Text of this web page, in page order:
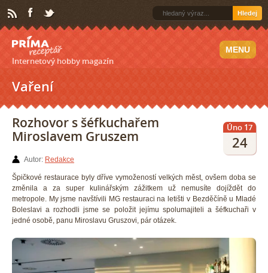
Hledej
Internetový hobby magazín
MENU
Vaření
Rozhovor s šéfkuchařem
Miroslavem Gruszem
Úno 17
24
Autor: Redakce
Špičkové restaurace byly dříve vymožeností velkých měst, ovšem doba se
změnila a za super kulinářským zážitkem už nemusíte dojíždět do
metropole. My jsme navštívili MG restauraci na letišti v Bezděčíně u Mladé
Boleslavi a rozhodli jsme se položit jejímu spolumajiteli a šéfkuchaři v
jedné osobě, panu Miroslavu Gruszovi, pár otázek.